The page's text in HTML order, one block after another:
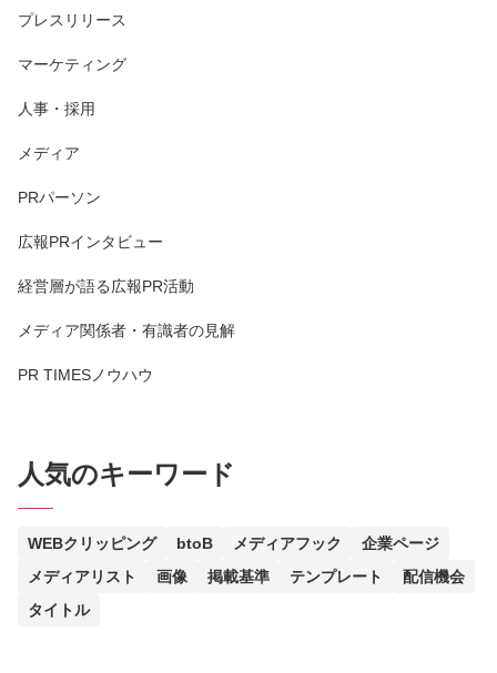
プレスリリース
マーケティング
人事・採用
メディア
PRパーソン
広報PRインタビュー
経営層が語る広報PR活動
メディア関係者・有識者の見解
PR TIMESノウハウ
人気のキーワード
WEBクリッピング btoB メディアフック
企業ページ
メディアリスト
画像 掲載基準 テンプレート
配信機会
タイトル